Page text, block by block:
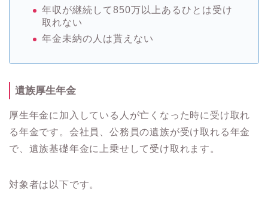
年収が継続して850万以上あるひとは受け
取れない
年金未納の人は貰えない
遺族厚生年金
厚生年金に加入している人が亡くなった時に受け取れ
る年金です。会社員、公務員の遺族が受け取れる年金
で、遺族基礎年金に上乗せして受け取れます。
対象者は以下です。